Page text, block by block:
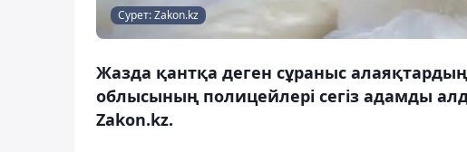
Сурет: Zakon.kz
Жазда қантқа деген сұраныс
облысының полицейлері сегіз адамды
Zakon.kz.